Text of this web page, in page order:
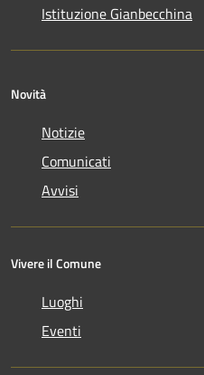
Istituzione Gianbecchina
Novità
Notizie
Comunicati
Avvisi
Vivere il Comune
Luoghi
Eventi